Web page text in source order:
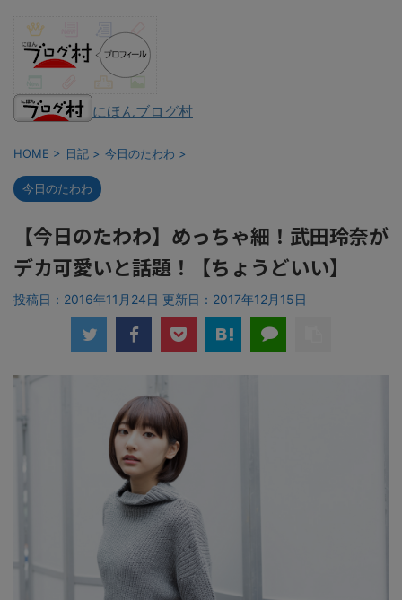
にほんブログ村
HOME > 日記 > 今日のたわわ >
今日のたわわ
【今日のたわわ】めっちゃ細！武田玲奈が
デカ可愛いと話題！【ちょうどいい】
投稿日：2016年11月24日 更新日： 2017年12月15日